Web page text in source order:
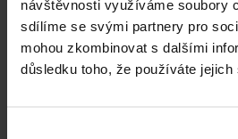
návštěvnosti využíváme soubory
sdílíme se svými partnery pro
mohou zkombinovat s dalšími
důsledku toho, že používáte jejich